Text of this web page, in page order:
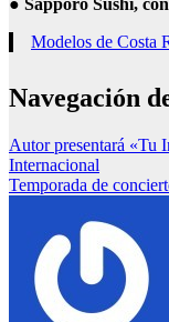
● Sapporo Sushi,
Modelos de Costa
Navegación
Autor presentará «Tu
Internacional
Temporada de